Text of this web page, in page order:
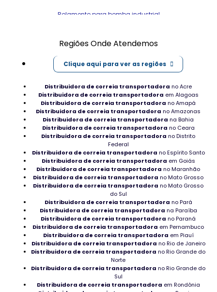
Rolamento para bomba industrial
Loja de Rolamentos SKF em Macapá
Rolamento para ventilador industrial
Tipo de Mancais em Roraima
Mancal para tambor revestido
Comprar Rolamento para ventilador industrial
Distribuidor de Rolamentos para pedreira
Distribuidor rolamentos manutenção
Rolamentos baratos de 2° linha
Mancal Industrial em Roraima
Rolamento para indústria de celulose
Tipo de Rolamentos em Roraima
Rolamentos Autocompensadores de esferas em
Regiões Onde Atendemos
Clique aqui para ver as regiões
Distribuidora de correia transportadora no Acre
Distribuidora de correia transportadora em Alagoas
Distribuidora de correia transportadora no Amapá
Distribuidora de correia transportadora no Amazonas
Distribuidora de correia transportadora na Bahia
Distribuidora de correia transportadora no Ceara
Distribuidora de correia transportadora no Distrito
Federal
Distribuidora de correia transportadora no Espírito Santo
Distribuidora de correia transportadora em Goiás
Distribuidora de correia transportadora no Maranhão
Distribuidora de correia transportadora no Mato Grosso
Distribuidora de correia transportadora no Mato Grosso
do Sul
Distribuidora de correia transportadora no Pará
Distribuidora de correia transportadora na Paraíba
Distribuidora de correia transportadora no Paraná
Distribuidora de correia transportadora em Pernambuco
Distribuidora de correia transportadora em Piauí
Distribuidora de correia transportadora no Rio de Janeiro
Distribuidora de correia transportadora no Rio Grande do
Norte
Distribuidora de correia transportadora no Rio Grande do
Sul
Distribuidora de correia transportadora em Rondônia